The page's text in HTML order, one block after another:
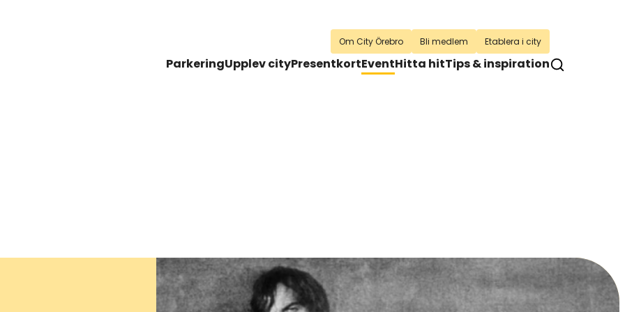
ParkeringUpplev cityPresentkortEventHitta hitTips & inspiration
Om City Örebro Bli medlem Etablera i city